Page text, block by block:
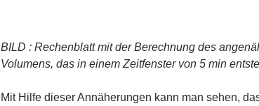
BILD : Rechenblatt mit der Berechnung des
Volumens, das in einem Zeitfenster von 5 min
Mit Hilfe dieser Annäherungen kann man sehen,